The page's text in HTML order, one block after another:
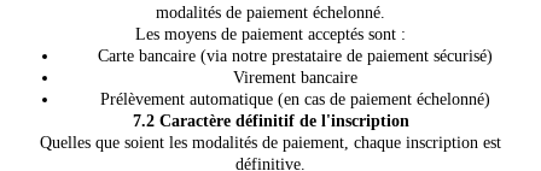
modalités de paiement échelonné.
Les moyens de paiement acceptés sont :
Carte bancaire (via notre prestataire de paiement sécurisé)
Virement bancaire
Prélèvement automatique (en cas de paiement échelonné)
7.2 Caractère définitif de l'inscription
Quelles que soient les modalités de paiement, chaque inscription est
définitive.